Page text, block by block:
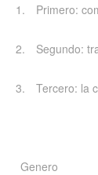
Primero:
Segundo:
Tercero: la
Genero